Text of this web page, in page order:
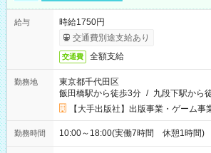
給与
時給1750円
交通費別途支給あり
交通費 全額支給
勤務地
東京都千代田区
飯田橋駅から徒歩3分 / 九段下駅から
【大手出版社】出版事業・ゲーム
勤務時間 10:00～18:00(実働7時間 休憩1時間)